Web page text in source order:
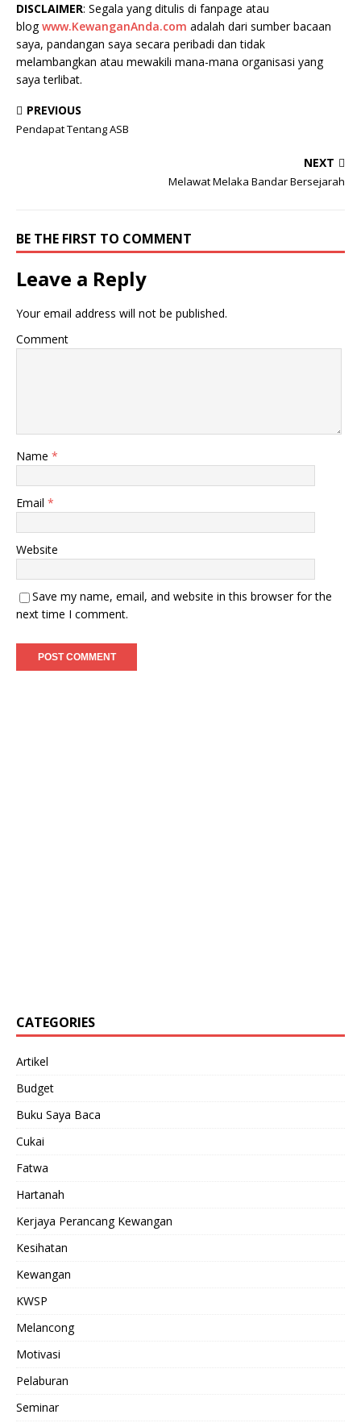
DISCLAIMER: Segala yang ditulis di fanpage atau
blogwww.KewanganAnda.com adalah dari sumber bacaan
saya, pandangan saya secara peribadi dan tidak
melambangkan atau mewakili mana-mana organisasi yang
saya terlibat.
PREVIOUS
Pendapat Tentang ASB
NEXT
Melawat Melaka Bandar Bersejarah
BE THE FIRST TO COMMENT
Leave a Reply
Your email address will not be published.
Comment
Name *
Email *
Website
Save my name, email, and website in this browser for the
next time I comment.
CATEGORIES
Artikel
Budget
Buku Saya Baca
Cukai
Fatwa
Hartanah
Kerjaya Perancang Kewangan
Kesihatan
Kewangan
KWSP
Melancong
Motivasi
Pelaburan
Seminar